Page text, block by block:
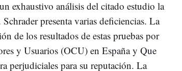
exhaustivo análisis del citado estudio la
presenta varias deficiencias. La
de los resultados de estas pruebas por
y Usuarios (OCU) en España y Que
perjudiciales para su reputación. La